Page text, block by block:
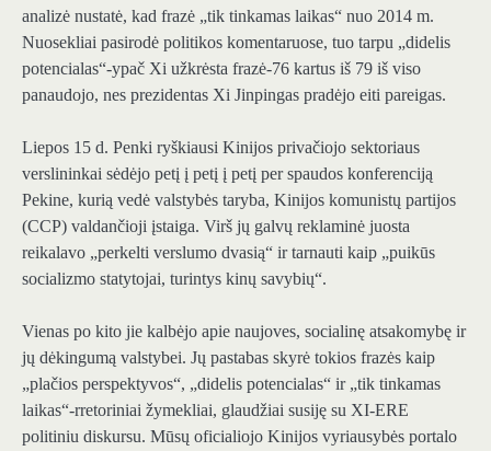
analizė nustatė, kad frazė „tik tinkamas laikas“ nuo 2014 m.
Nuosekliai pasirodė politikos komentaruose, tuo tarpu „didelis
potencialas“-ypač Xi užkrėsta frazė-76 kartus iš 79 iš viso
panaudojo, nes prezidentas Xi Jinpingas pradėjo eiti pareigas.
Liepos 15 d. Penki ryškiausi Kinijos privačiojo sektoriaus
verslininkai sėdėjo petį į petį į petį per spaudos konferenciją
Pekine, kurią vedė valstybės taryba, Kinijos komunistų partijos
(CCP) valdančioji įstaiga. Virš jų galvų reklaminė juosta
reikalavo „perkelti verslumo dvasią“ ir tarnauti kaip „puikūs
socializmo statytojai, turintys kinų savybių“.
Vienas po kito jie kalbėjo apie naujoves, socialinę atsakomybę ir
jų dėkingumą valstybei. Jų pastabas skyrė tokios frazės kaip
„plačios perspektyvos“, „didelis potencialas“ ir „tik tinkamas
laikas“-rretoriniai žymekliai, glaudžiai susiję su XI-ERE
politiniu diskursu. Mūsų oficialiojo Kinijos vyriausybės portalo